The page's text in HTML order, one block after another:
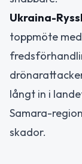
Ukraina-
toppmöte
långt in i
Samara-
skador.